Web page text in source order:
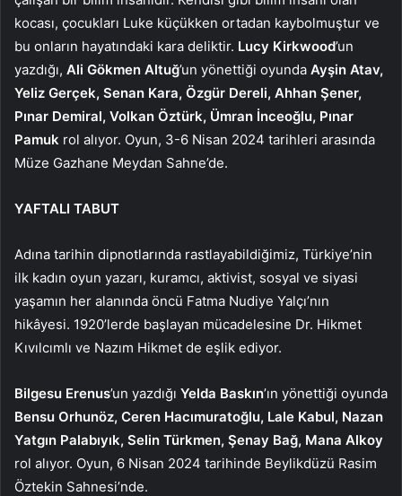
kocası, çocukları Luke küçükken ortadan kaybolmuştur ve
bu onların hayatındaki kara deliktir. Lucy Kirkwood’un
yazdığı, Ali Gökmen Altuğ’un yönettiği oyunda Ayşin Atav,
Yeliz Gerçek, Senan Kara, Özgür Dereli, Ahhan Şener,
Pınar Demiral, Volkan Öztürk, Ümran İnceoğlu, Pınar
Pamuk rol alıyor. Oyun, 3-6 Nisan 2024 tarihleri arasında
Müze Gazhane Meydan Sahne’de.
YAFTALI TABUT
Adına tarihin dipnotlarında rastlayabildiğimiz, Türkiye’nin
ilk kadın oyun yazarı, kuramcı, aktivist, sosyal ve siyasi
yaşamın her alanında öncü Fatma Nudiye Yalçı’nın
hikâyesi. 1920’lerde başlayan mücadelesine Dr. Hikmet
Kıvılcımlı ve Nazım Hikmet de eşlik ediyor.
Bilgesu Erenus’un yazdığı Yelda Baskın’ın yönettiği oyunda
Bensu Orhunöz, Ceren Hacımuratoğlu, Lale Kabul, Nazan
Yatgın Palabıyık, Selin Türkmen, Şenay Bağ, Mana Alkoy
rol alıyor. Oyun, 6 Nisan 2024 tarihinde Beylikdüzü Rasim
Öztekin Sahnesi’nde.